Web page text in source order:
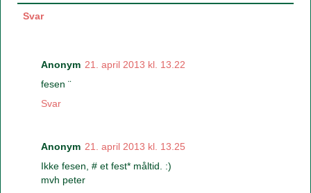
Svar
Anonym 21. april 2013 kl. 13.22
fesen ¨
Svar
Anonym 21. april 2013 kl. 13.25
Ikke fesen, # et fest* måltid. :)
mvh peter